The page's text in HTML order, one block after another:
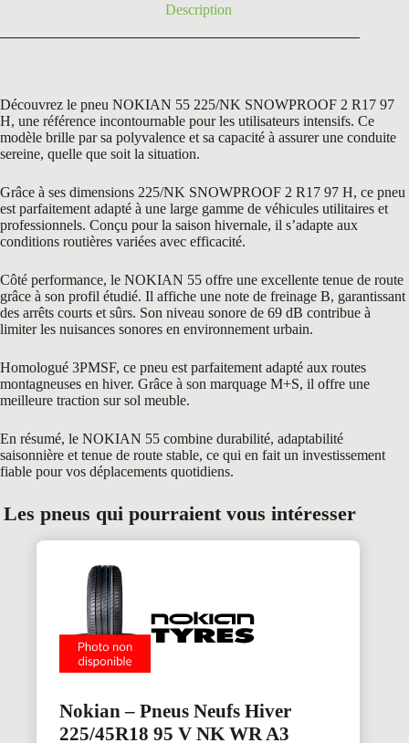
Description
Découvrez le pneu NOKIAN 55 225/NK SNOWPROOF 2 R17 97
H, une référence incontournable pour les utilisateurs intensifs. Ce
modèle brille par sa polyvalence et sa capacité à assurer une conduite
sereine, quelle que soit la situation.
Grâce à ses dimensions 225/NK SNOWPROOF 2 R17 97 H, ce pneu
est parfaitement adapté à une large gamme de véhicules utilitaires et
professionnels. Conçu pour la saison hivernale, il s’adapte aux
conditions routières variées avec efficacité.
Côté performance, le NOKIAN 55 offre une excellente tenue de route
grâce à son profil étudié. Il affiche une note de freinage B, garantissant
des arrêts courts et sûrs. Son niveau sonore de 69 dB contribue à
limiter les nuisances sonores en environnement urbain.
Homologué 3PMSF, ce pneu est parfaitement adapté aux routes
montagneuses en hiver. Grâce à son marquage M+S, il offre une
meilleure traction sur sol meuble.
En résumé, le NOKIAN 55 combine durabilité, adaptabilité
saisonnière et tenue de route stable, ce qui en fait un investissement
fiable pour vos déplacements quotidiens.
Les pneus qui pourraient vous intéresser
Nokian – Pneus Neufs Hiver
225/45R18 95 V NK WR A3